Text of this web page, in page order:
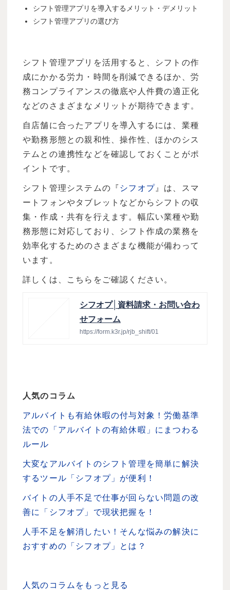
シフト管理アプリを導入するメリット・デメリット
シフト管理アプリの選び方
シフト管理アプリを活用すると、シフトの作
成にかかる労力・時間を削減できるほか、労
務コンプライアンスの徹底や人件費の適正化
などのさまざまなメリットが期待できます。
自店舗に合ったアプリを導入するには、業種
や勤務形態との親和性、操作性、ほかのシス
テムとの連携性などを確認しておくことがポ
イントです。
シフト管理システムの『 シフオプ 』は、スマ
ートフォンやタブレットなどからシフトの収
集・作成・共有を行えます。幅広い業種や勤
務形態に対応しており、シフト作成の業務を
効率化するためのさまざまな機能が備わって
います。
詳しくは、こちらをご確認ください。
シフオプ│資料請求・お問い合わ
せフォーム
https://form.k3r.jp/rjb_shift/01
人気のコラム
アルバイトも有給休暇の付与対象！労働基準
法での「アルバイトの有給休暇」にまつわる
ルール
大変なアルバイトのシフト管理を簡単に解決
するツール「シフオプ」が便利！
バイトの人手不足で仕事が回らない問題の改
善に「シフオプ」で現状把握を！
人手不足を解消したい！そんな悩みの解決に
おすすめの「シフオプ」とは？
人気のコラムをもっと見る